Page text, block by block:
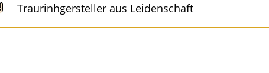
Traurinhgersteller aus Leidenschaft